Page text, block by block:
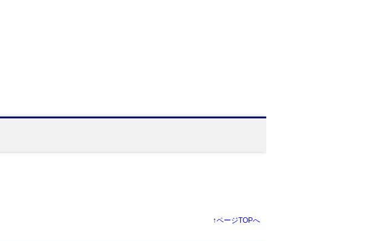
↑ページTOPへ